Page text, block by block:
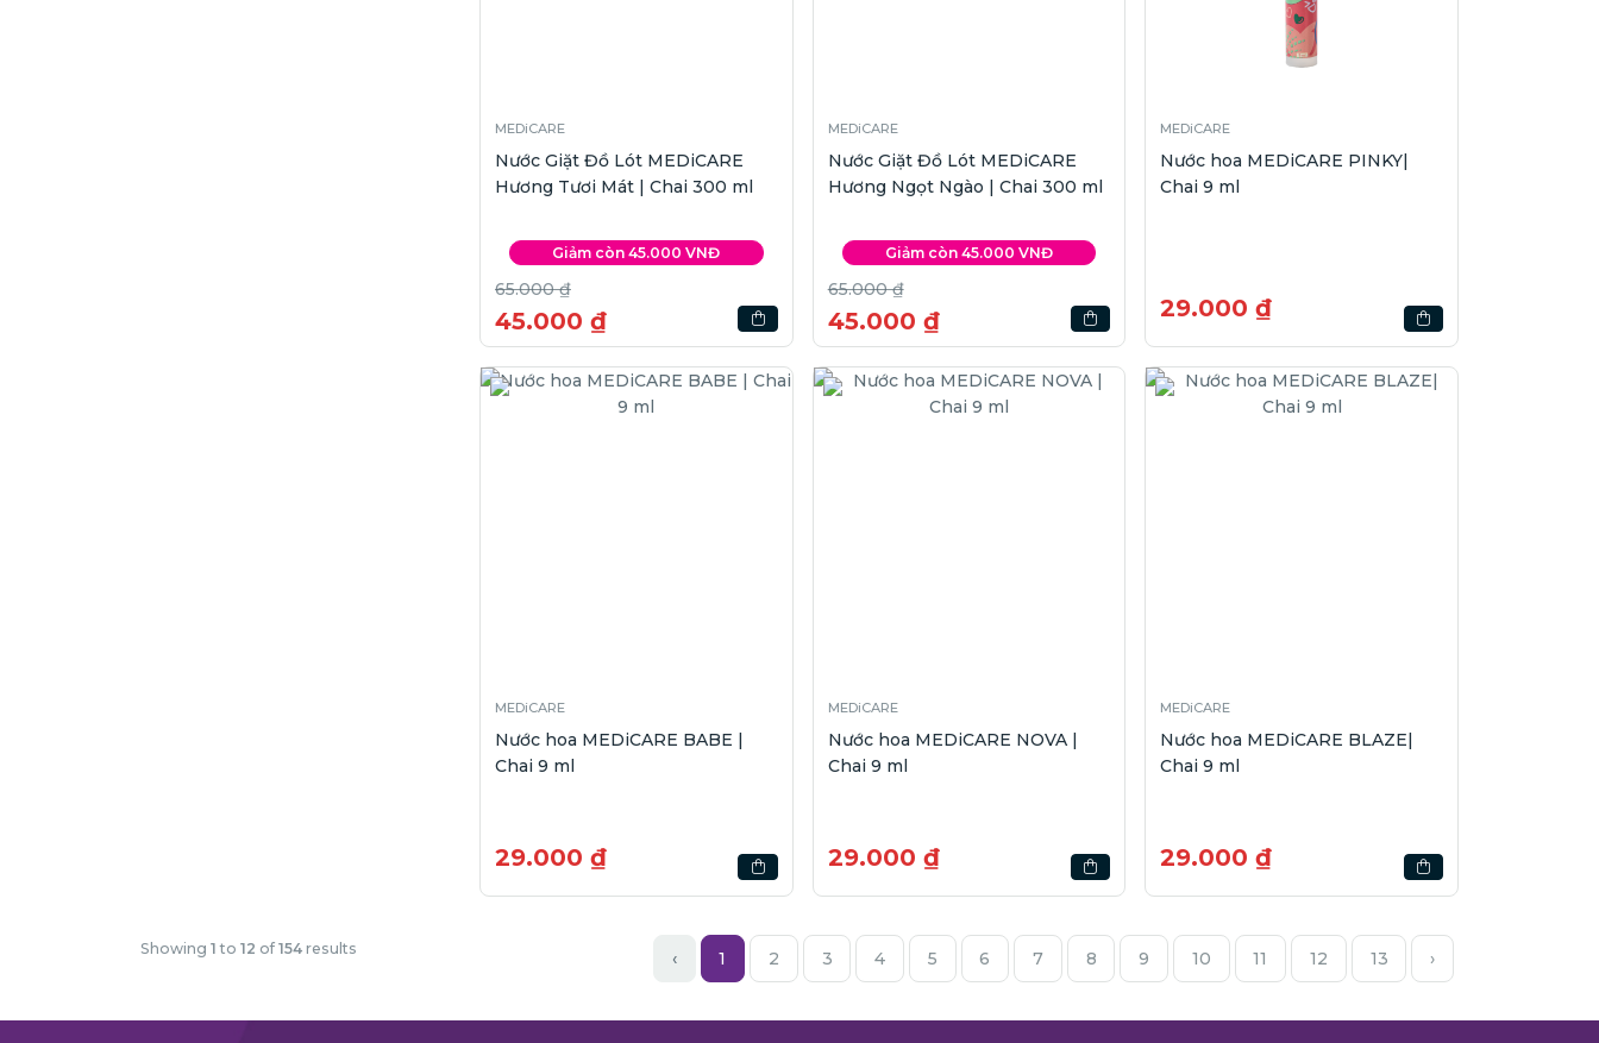
MEDiCARE
Nước Giặt Đồ Lót MEDiCARE
Hương Tươi Mát | Chai 300 ml
Giảm còn 45.000 VNĐ
65.000 ₫
45.000 ₫
MEDiCARE
Nước Giặt Đồ Lót MEDiCARE
Hương Ngọt Ngào | Chai 300 ml
Giảm còn 45.000 VNĐ
65.000 ₫
45.000 ₫
MEDiCARE
Nước hoa MEDiCARE PINKY|
Chai 9 ml
29.000 ₫
MEDiCARE
Nước hoa MEDiCARE BABE |
Chai 9 ml
29.000 ₫
MEDiCARE
Nước hoa MEDiCARE NOVA |
Chai 9 ml
29.000 ₫
MEDiCARE
Nước hoa MEDiCARE BLAZE|
Chai 9 ml
29.000 ₫
Showing 1 to 12 of 154 results ‹ 1 2 3 4 5 6 7 8 9 10 11 12 13 ›